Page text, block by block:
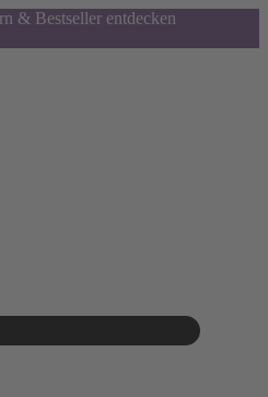
& Bestseller entdecken